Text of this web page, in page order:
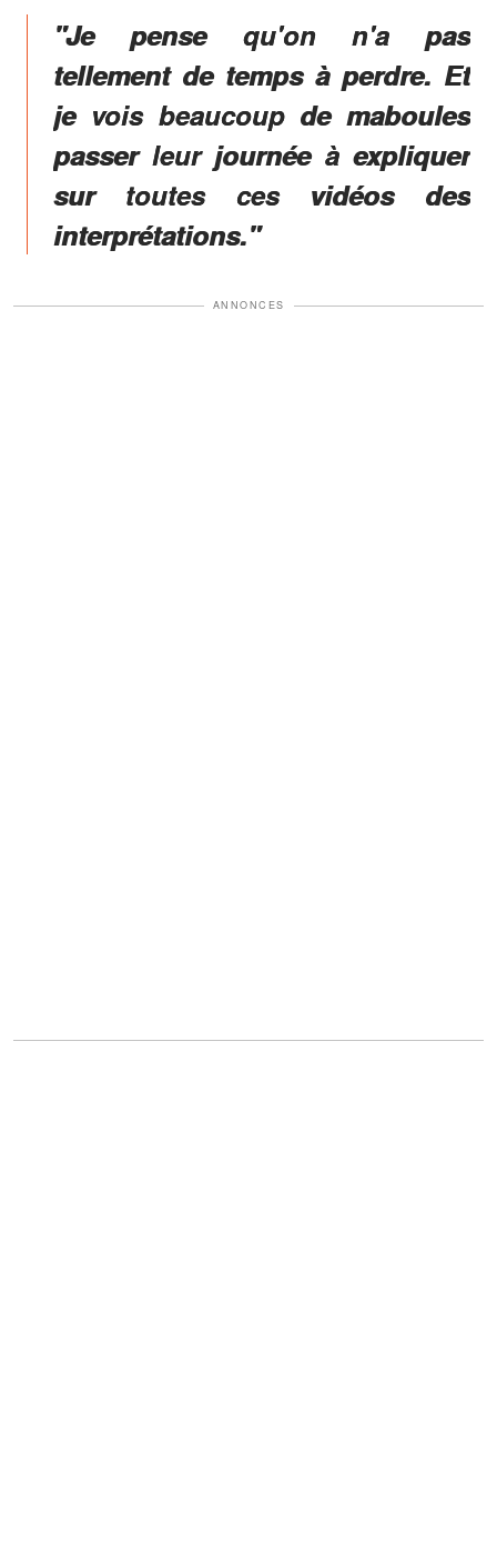
"Je pense qu'on n'a pas
tellement de temps à perdre. Et
je vois beaucoup de maboules
passer leur journée à expliquer
sur toutes ces vidéos des
interprétations."
ANNONCES